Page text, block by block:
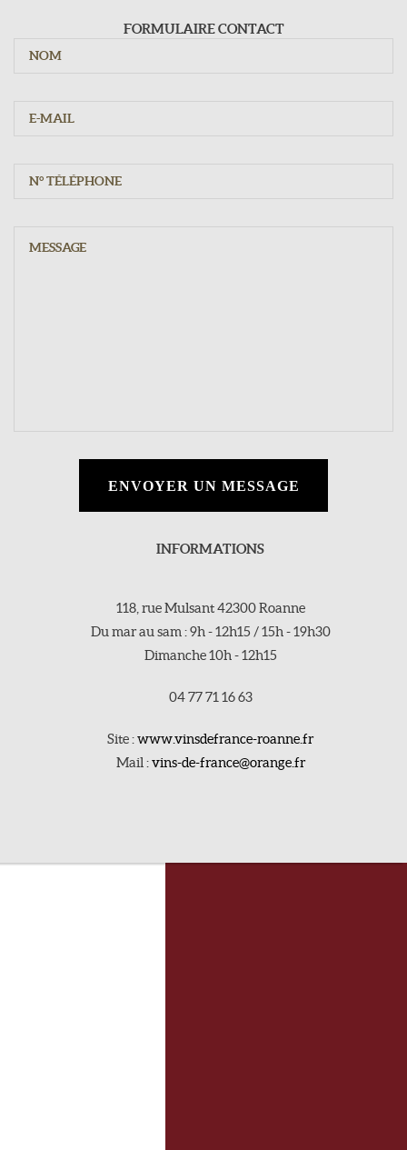
FORMULAIRE CONTACT
ENVOYER UN MESSAGE
INFORMATIONS
118, rue Mulsant 42300 Roanne
Du mar au sam : 9h - 12h15 / 15h - 19h30
Dimanche 10h - 12h15
04 77 71 16 63
Site :www.vinsdefrance-roanne.fr
Mail :vins-de-france@orange.fr